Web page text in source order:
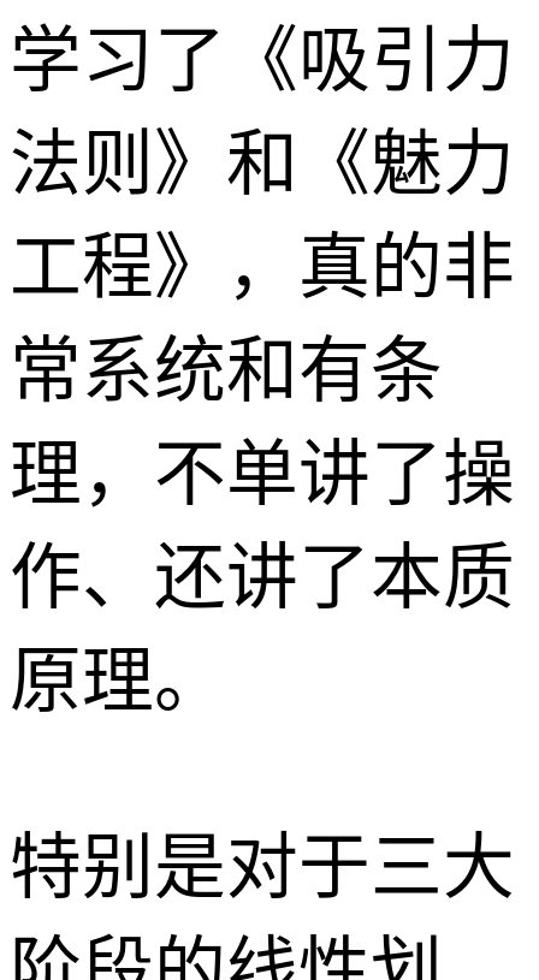
学习了《吸引力
法则》和《魅力
工程》，真的非
常系统和有条
理，不单讲了操
作、还讲了本质
原理。
特别是对于三大